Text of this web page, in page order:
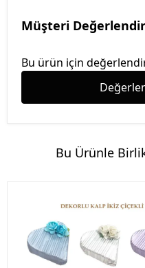
Müşteri
Bu ürün için
Bu Ürünle